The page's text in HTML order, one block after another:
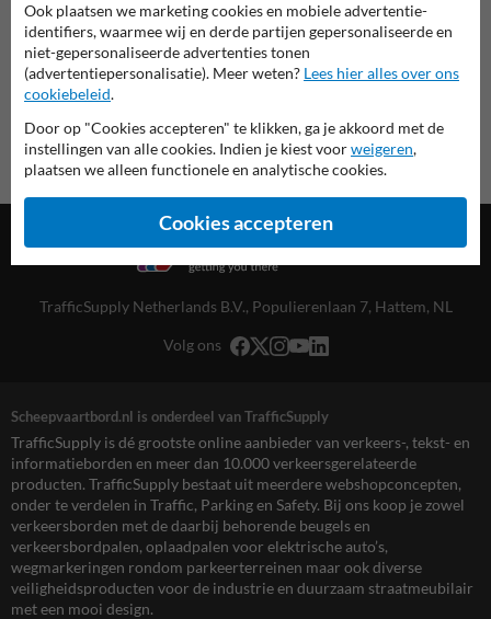
overzicht officiële scheepvaartborden
Scheepvaartbord.nl
TrafficSupply Netherlands B.V., Populierenlaan 7, Hattem, NL
Volg ons
Scheepvaartbord.nl is onderdeel van TrafficSupply
TrafficSupply is dé grootste online aanbieder van verkeers-, tekst- en
informatieborden en meer dan 10.000 verkeersgerelateerde
producten. TrafficSupply bestaat uit meerdere webshopconcepten,
onder te verdelen in Traffic, Parking en Safety. Bij ons koop je zowel
verkeersborden met de daarbij behorende beugels en
verkeersbordpalen, oplaadpalen voor elektrische auto’s,
wegmarkeringen rondom parkeerterreinen maar ook diverse
veiligheidsproducten voor de industrie en duurzaam straatmeubilair
met een mooi design.
Ook plaatsen we marketing cookies en mobiele advertentie-
identifiers, waarmee wij en derde partijen gepersonaliseerde en
niet-gepersonaliseerde advertenties tonen
(advertentiepersonalisatie). Meer weten? Lees hier alles over ons
cookiebeleid.
Door op "Cookies accepteren" te klikken, ga je akkoord met de
instellingen van alle cookies. Indien je kiest voorweigeren,
plaatsen we alleen functionele en analytische cookies.
Cookies accepteren